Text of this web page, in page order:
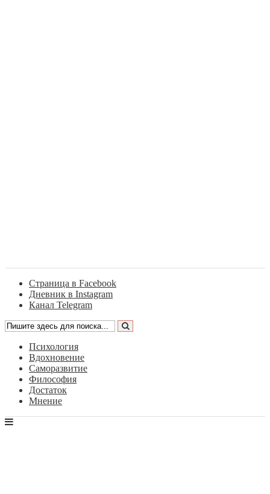
Страница в Facebook
Дневник в Instagram
Канал Telegram
Психология
Вдохновение
Саморазвитие
Философия
Достаток
Мнение